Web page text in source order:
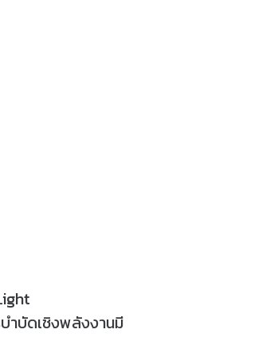
ำบัดเชิงพลังงานมี